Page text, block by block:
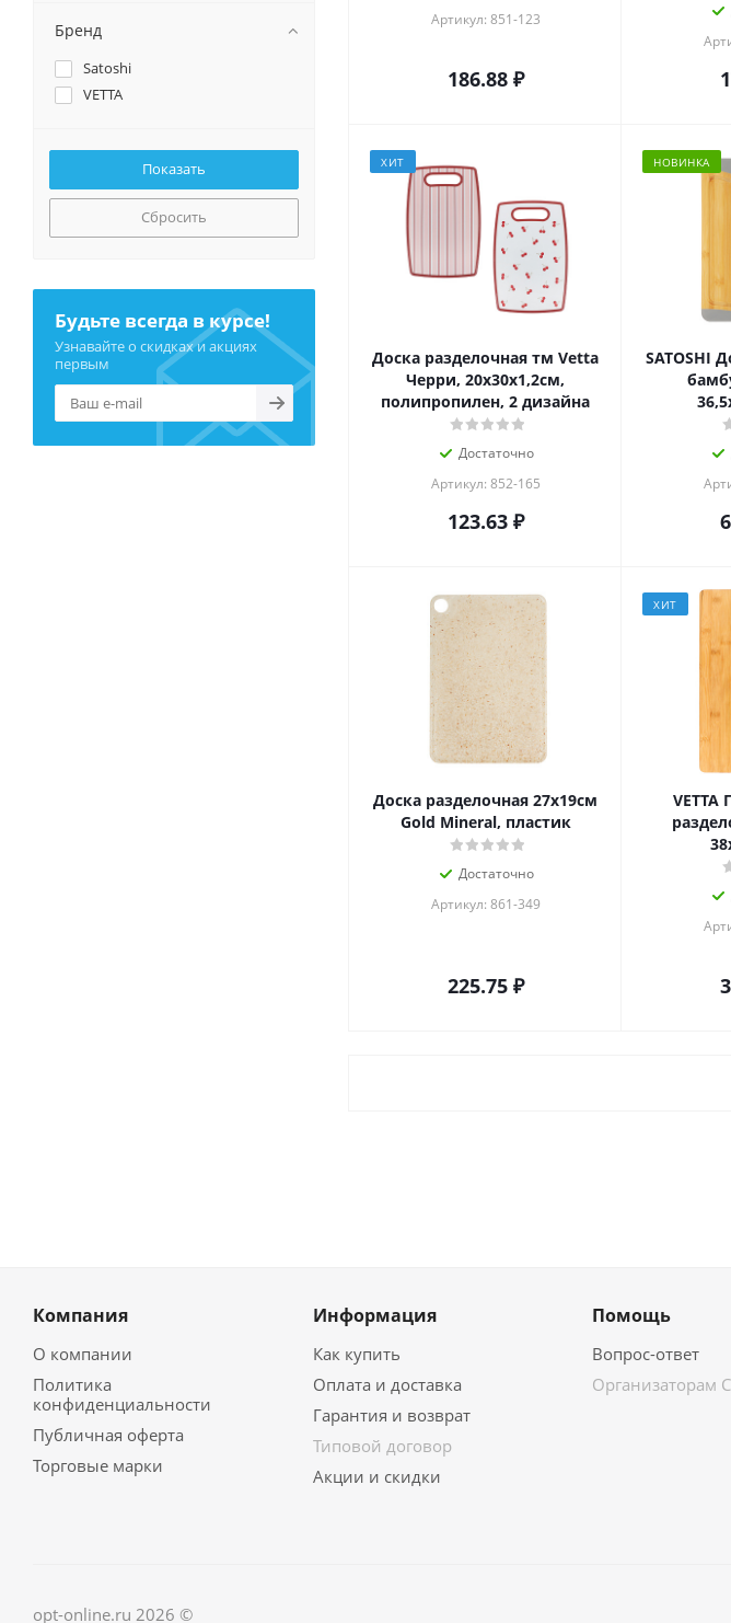
Артикул: 851-123
186.88₽
ХИТ
Доска разделочная тм Vetta
Черри, 20x30x1,2см,
полипропилен, 2 дизайна
Достаточно
Артикул: 852-165
123.63₽
НОВИНКА
SATOSHI
Доска разделочная 27x19см
Gold Mineral, пластик
Достаточно
Артикул: 861-349
225.75₽
ХИТ
VETTA
Бренд
Satoshi
VETTA
Сбросить
Будьте всегда в курсе!
Узнавайте о скидках и акциях
первым
Компания
О компании
Политика
конфиденциальности
Публичная оферта
Торговые марки
Информация
Как купить
Оплата и доставка
Гарантия и возврат
Типовой договор
Акции и скидки
Помощь
Вопрос-ответ
Организаторам
opt-online.ru 2026 ©